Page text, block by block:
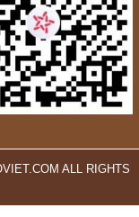
ALL RIGHTS